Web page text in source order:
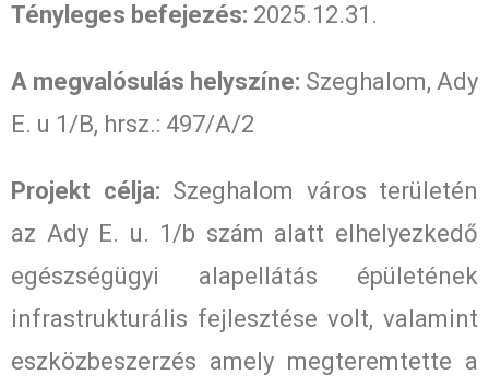
Tényleges befejezés: 2025.12.31.
A megvalósulás helyszíne: Szeghalom, Ady
E. u 1/B, hrsz.: 497/A/2
Projekt célja: Szeghalom város területén
az Ady E. u. 1/b szám alatt elhelyezkedő
egészségügyi alapellátás épületének
infrastrukturális fejlesztése volt, valamint
eszközbeszerzés amely megteremtette a